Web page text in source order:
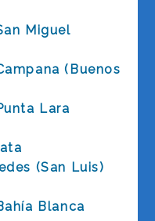
Miguel
(Buenos
Lara
(San Luis)
Blanca